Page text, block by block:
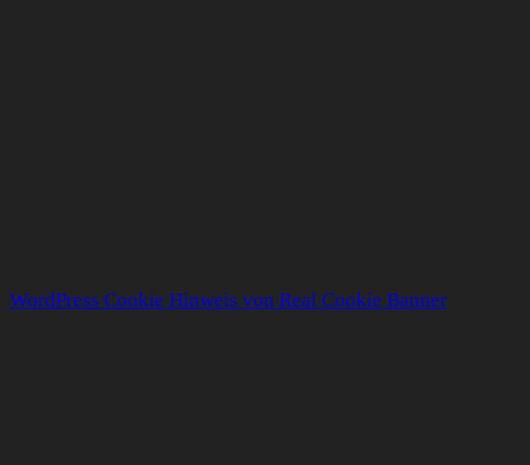
WordPress Cookie Hinweis von Real Cookie Banner